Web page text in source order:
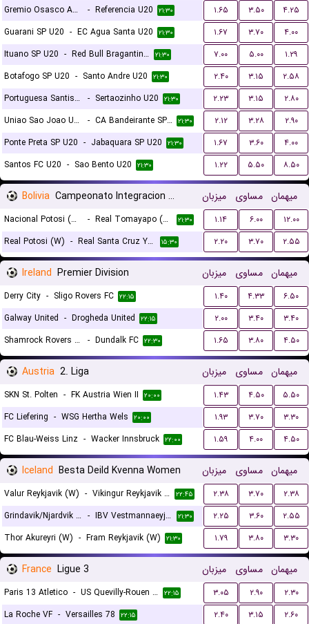
Gremio Osasco Audax SP U20
- Referencia U20 ۲۱:۳۰ ۱.۶۵ ۳.۵۰
۴.۲۵
Guarani SP U20 - EC Agua Santa U20 ۲۱:۳۰ ۱.۶۷ ۳.۷۰
۴.۰۰
Ituano SP U20 - Red Bull Bragantino SP U20 ۲۱:۳۰ ۷.۰۰ ۵.۰۰
۱.۲۹
Botafogo SP U20 - Santo Andre U20 ۲۱:۳۰ ۲.۴۰ ۳.۱۵
۲.۵۸
Portuguesa Santista U20
- Sertaozinho U20 ۲۱:۳۰ ۲.۲۳ ۳.۱۵
۲.۸۰
Uniao Sao Joao U20
- CA Bandeirante SP U20 ۲۱:۳۰ ۲.۱۲ ۳.۲۸
۲.۹۰
Ponte Preta SP U20 - Jabaquara SP U20 ۲۱:۳۰ ۱.۶۷ ۳.۶۰
۴.۰۰
Santos FC U20 - Sao Bento U20 ۲۱:۳۰ ۱.۲۲ ۵.۵۰ ۸.۵۰
Bolivia Campeonato Integracion Women میزبان مساوی میهمان
Nacional Potosi (W) - Real Tomayapo (W) ۲۱:۳۰ ۱.۱۴ ۶.۰۰
۱۲.۰۰
Real Potosi (W) - Real Santa Cruz Yacuiba (W) ۱۵:۳۰ ۲.۲۰ ۳.۷۰ ۲.۵۵
Ireland Premier Division میزبان مساوی میهمان
Derry City - Sligo Rovers FC ۲۲:۱۵ ۱.۴۰ ۴.۳۳
۶.۵۰
Galway United - Drogheda United ۲۲:۱۵ ۲.۰۰ ۳.۴۰
۳.۴۰
Shamrock Rovers FC
- Dundalk FC ۲۲:۳۰ ۱.۶۵ ۳.۸۰ ۴.۵۰
Austria 2. Liga میزبان مساوی میهمان
SKN St. Polten - FK Austria Wien II ۲۰:۰۰ ۱.۴۳ ۴.۵۰
۵.۵۰
FC Liefering - WSG Hertha Wels ۲۰:۰۰ ۱.۹۳ ۳.۷۰
۳.۳۰
FC Blau-Weiss Linz - Wacker Innsbruck ۲۲:۰۰ ۱.۵۹ ۴.۰۰ ۴.۵۰
Iceland Besta Deild Kvenna Women میزبان مساوی میهمان
Valur Reykjavik (W) - Vikingur Reykjavik (W) ۲۲:۴۵ ۲.۳۸ ۳.۷۰
۲.۳۸
Grindavik/Njardvik (W) - IBV Vestmannaeyjar (W) ۲۱:۳۰ ۲.۲۵ ۳.۶۰
۲.۵۵
Thor Akureyri (W) - Fram Reykjavik (W) ۲۱:۳۰ ۱.۷۹ ۳.۸۰ ۳.۳۰
France Ligue 3 میزبان مساوی میهمان
Paris 13 Atletico - US Quevilly-Rouen Métropole ۲۲:۱۵ ۳.۰۵ ۲.۹۰
۲.۳۰
La Roche VF - Versailles 78 ۲۲:۱۵ ۲.۴۰ ۳.۱۵ ۲.۶۰